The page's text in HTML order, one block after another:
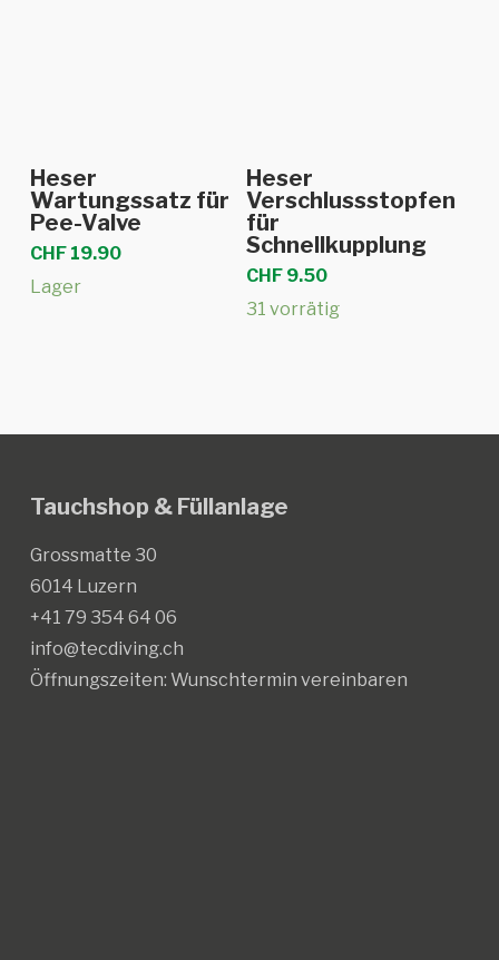
Heser
Wartungssatz für
Pee-Valve
CHF19.90
Lager
Heser
Verschlussstopfen
für
Schnellkupplung
CHF 9.50
31 vorrätig
Tauchshop & Füllanlage
Grossmatte 30
6014 Luzern
+41 79 354 64 06
info@tecdiving.ch
Öffnungszeiten: Wunschtermin vereinbaren